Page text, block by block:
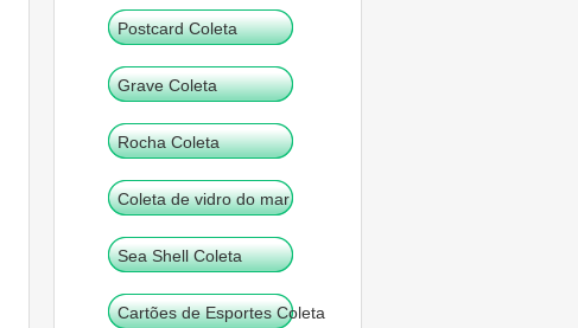
Postcard Coleta
Grave Coleta
Rocha Coleta
Coleta de vidro do mar
Sea Shell Coleta
Cartões de Esportes Coleta